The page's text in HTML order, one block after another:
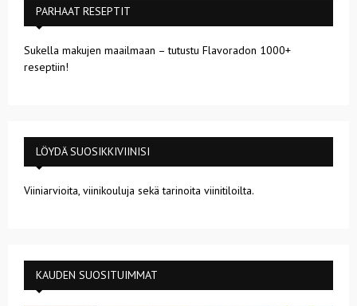
PARHAAT RESEPTIT
Sukella makujen maailmaan – tutustu Flavoradon 1000+
reseptiin!
LÖYDÄ SUOSIKKIVIINISI
Viiniarvioita, viinikouluja sekä tarinoita viinitiloilta.
KAUDEN SUOSITUIMMAT